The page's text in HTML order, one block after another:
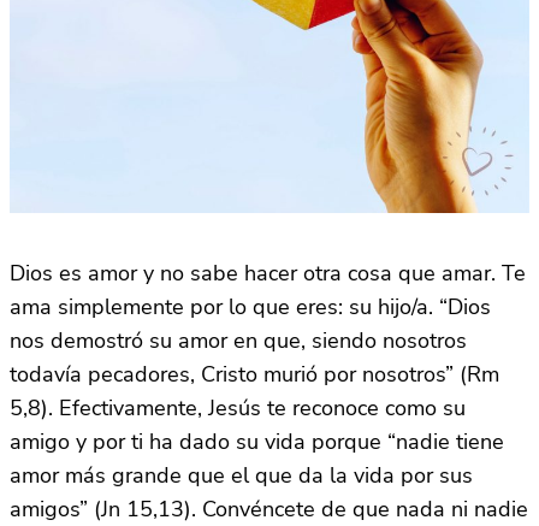
Dios es amor y no sabe hacer otra cosa que amar. Te
ama simplemente por lo que eres: su hijo/a. “Dios
nos demostró su amor en que, siendo nosotros
todavía pecadores, Cristo murió por nosotros” (Rm
5,8). Efectivamente, Jesús te reconoce como su
amigo y por ti ha dado su vida porque “nadie tiene
amor más grande que el que da la vida por sus
amigos” (Jn 15,13). Convéncete de que nada ni nadie